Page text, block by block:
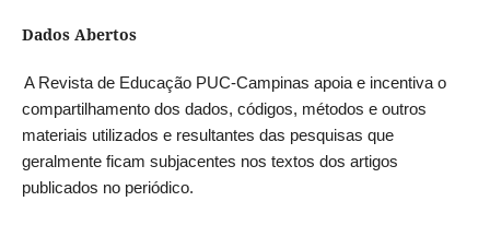
Dados Abertos
A Revista de Educação PUC-Campinas apoia e incentiva o
compartilhamento dos dados, códigos, métodos e outros
materiais utilizados e resultantes das pesquisas que
geralmente ficam subjacentes nos textos dos artigos
publicados no periódico.